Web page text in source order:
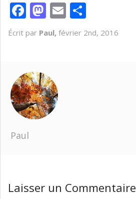
Facebook
Mastodon
Email
Écrit par Paul, février 2nd, 2016
Paul
Laisser un Commentaire